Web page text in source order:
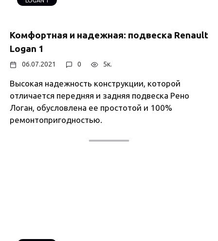
Комфортная и надежная: подвеска Renault
Logan 1
06.07.2021 0 5к.
Высокая надежность конструкции, которой
отличается передняя и задняя подвеска Рено
Логан, обусловлена ее простотой и 100%
ремонтопригодностью.